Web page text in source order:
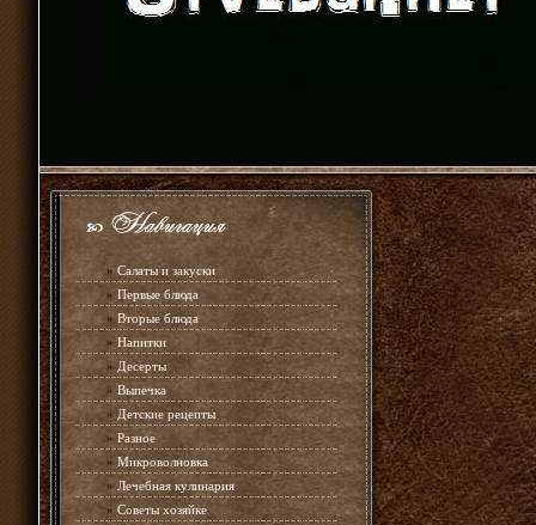
» Салаты и закуски
» Первые блюда
» Вторые блюда
» Напитки
»Десерты
» Выпечка
» Детские рецепты
» Разное
» Микроволновка
» Лечебная кулинария
» Советы хозяйке